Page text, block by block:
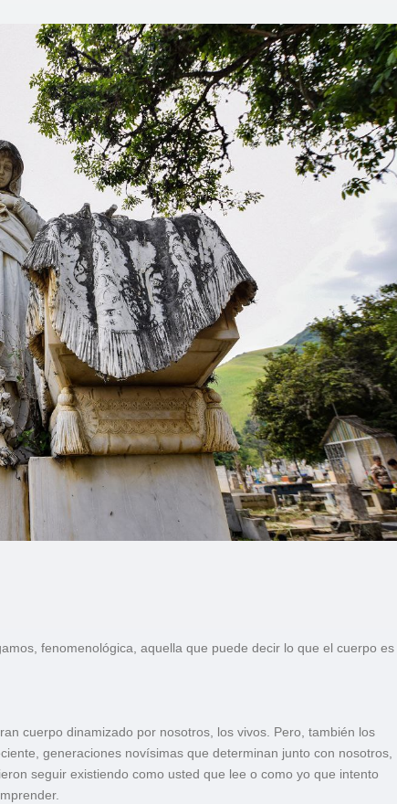
fenomenológica, aquella que puede decir lo que el cuerpo es
cuerpo dinamizado por nosotros, los vivos. Pero, también los
generaciones novísimas que determinan junto con nosotros,
seguir existiendo como usted que lee o como yo que intento